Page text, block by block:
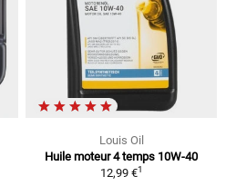
Louis Oil
Huile moteur 4 temps 10W-40
12,99 €1